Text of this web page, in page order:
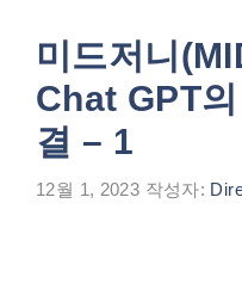
미드저니
Chat GPT
결 – 1
12월 1, 2023 작성자: